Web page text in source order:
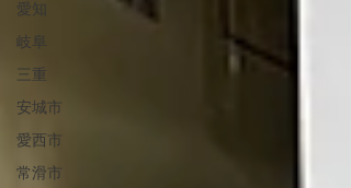
愛知
岐阜
三重
安城市
愛西市
常滑市